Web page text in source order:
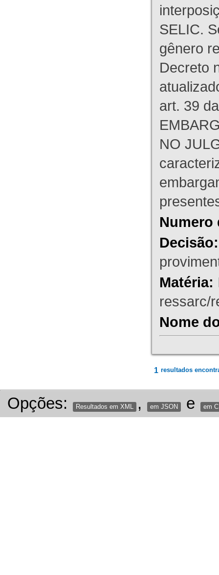
SELIC.
gênero
Decreto
art. 39
NO
Numero
Decisão:
Matéria:
ressarc/
Nome
1 resultados
Opções: Resultados em XML , em JSON e em